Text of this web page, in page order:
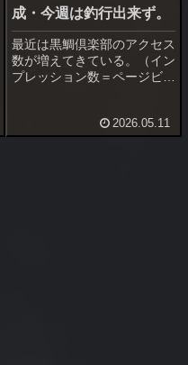
成・今週は釣行出来ず。
最近は黒鯛倶楽部のアクセス
数が増えてきている。（イン
プレッション数＝ページビュ
超え、１月には5000超えも
ありちょっとバズった。気が
2026.05.11